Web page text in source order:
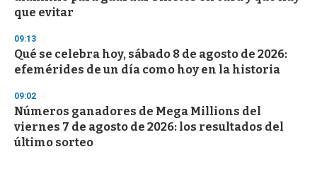
que evitar
09:13
Qué se celebra hoy, sábado 8 de agosto de 2026:
efemérides de un día como hoy en la historia
09:02
Números ganadores de Mega Millions del
viernes 7 de agosto de 2026: los resultados del
último sorteo